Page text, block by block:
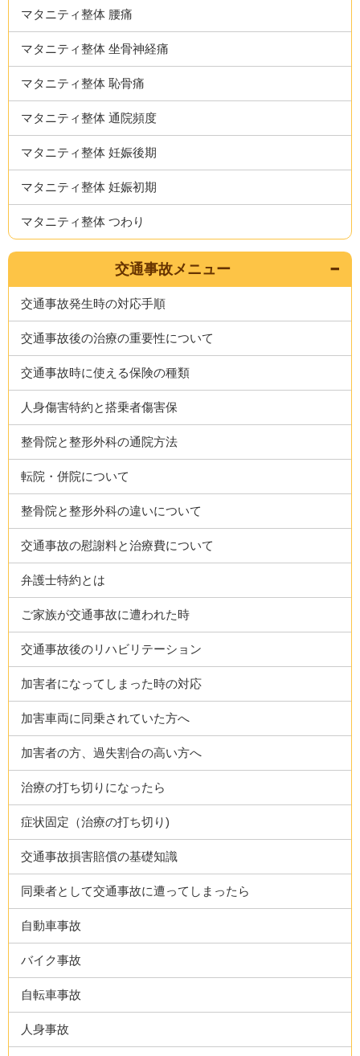
マタニティ整体 腰痛
マタニティ整体 坐骨神経痛
マタニティ整体 恥骨痛
マタニティ整体 通院頻度
マタニティ整体 妊娠後期
マタニティ整体 妊娠初期
マタニティ整体 つわり
交通事故メニュー
交通事故発生時の対応手順
交通事故後の治療の重要性について
交通事故時に使える保険の種類
人身傷害特約と搭乗者傷害保
整骨院と整形外科の通院方法
転院・併院について
整骨院と整形外科の違いについて
交通事故の慰謝料と治療費について
弁護士特約とは
ご家族が交通事故に遭われた時
交通事故後のリハビリテーション
加害者になってしまった時の対応
加害車両に同乗されていた方へ
加害者の方、過失割合の高い方へ
治療の打ち切りになったら
症状固定（治療の打ち切り)
交通事故損害賠償の基礎知識
同乗者として交通事故に遭ってしまったら
自動車事故
バイク事故
自転車事故
人身事故